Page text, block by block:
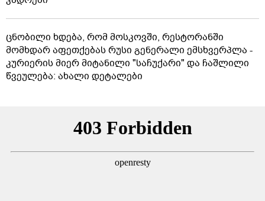
ცნობილი ხდება, რომ მოსკოვში, რესტორანში
მომხდარ აფეთქებას რუსი გენერალი ემსხვერპლა -
კურიერის მიერ მიტანილი "საჩუქარი" და ჩაშლილი
წვეულება: ახალი დეტალები